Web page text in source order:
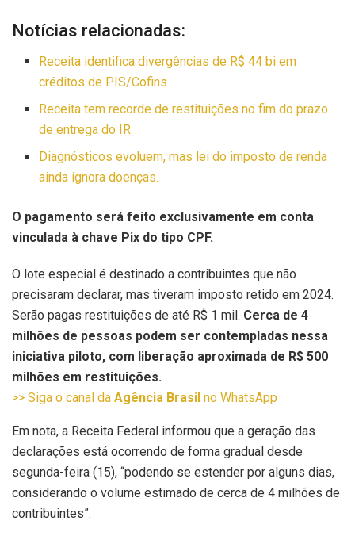
Notícias relacionadas:
Receita identifica divergências de R$ 44 bi em
créditos de PIS/Cofins.
Receita tem recorde de restituições no fim do prazo
de entrega do IR.
Diagnósticos evoluem, mas lei do imposto de renda
ainda ignora doenças.
O pagamento será feito exclusivamente em conta
vinculada à chave Pix do tipo CPF.
O lote especial é destinado a contribuintes que não
precisaram declarar, mas tiveram imposto retido em 2024.
Serão pagas restituições de até R$ 1 mil. Cerca de 4
milhões de pessoas podem ser contempladas nessa
iniciativa piloto, com liberação aproximada de R$ 500
milhões em restituições.
>> Siga o canal da Agência Brasil no WhatsApp
Em nota, a Receita Federal informou que a geração das
declarações está ocorrendo de forma gradual desde
segunda-feira (15), “podendo se estender por alguns dias,
considerando o volume estimado de cerca de 4 milhões de
contribuintes”.